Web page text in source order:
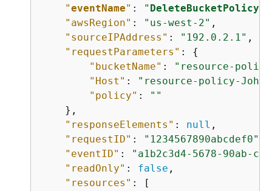
"eventName" : " DeleteBucketPolicy
"awsRegion" : "us-west-2" ,
"sourceIPAddress" : "192.0.2.1" ,
"requestParameters" : {
"bucketName" :
"resource-
"Host" :
"resource-policy-
"policy" :
""
    },
"responseElements" : null ,
"requestID" : "1234567890abcdef0"
"eventID" :
"a1b2c3d4-5678-90ab-
"readOnly" : false ,
"resources" : [